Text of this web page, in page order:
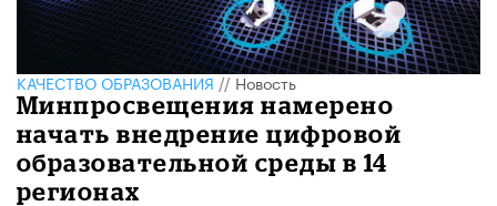
КАЧЕСТВО ОБРАЗОВАНИЯ//Новость
Минпросвещения намерено
начать внедрение цифровой
образовательной среды в 14
регионах